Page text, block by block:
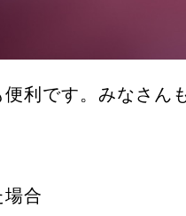
利です。みなさん
合